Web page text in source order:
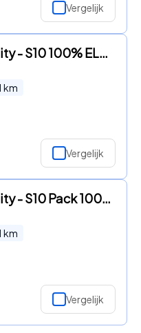
Vergelijk
Aixam City - S10 100% ELEKTRISCHE Brommobiel NIEUW
km
Vergelijk
Aixam City - S10 Pack 100% ELEKTRISCHE Brommobiel | tot 113km Actieradius
km
Vergelijk